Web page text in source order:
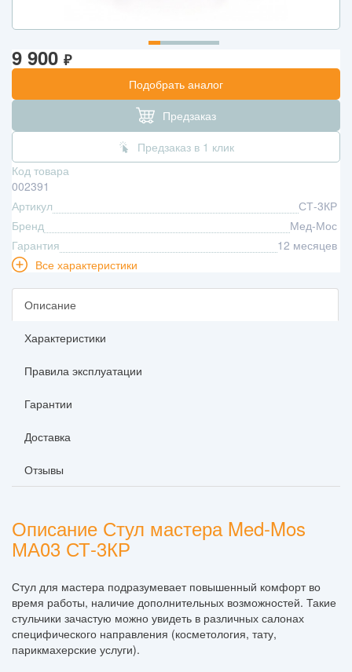
9 900 ₽
Подобрать аналог
Предзаказ
Предзаказ в 1 клик
Код товара
002391
Артикул
СТ-3КР
Бренд
Мед-Мос
Гарантия
12 месяцев
Все характеристики
Описание
Характеристики
Правила эксплуатации
Гарантии
Доставка
Отзывы
Описание Стул мастера Med-Mos
МА03 СТ-3КР
Стул для мастера подразумевает повышенный комфорт во
время работы, наличие дополнительных возможностей. Такие
стульчики зачастую можно увидеть в различных салонах
специфического направления (косметология, тату,
парикмахерские услуги).